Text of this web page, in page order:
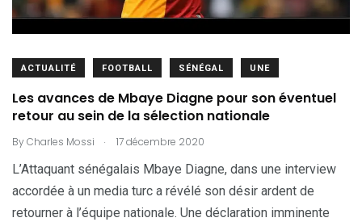
ACTUALITÉ FOOTBALL SÉNÉGAL UNE
Les avances de Mbaye Diagne pour son éventuel
retour au sein de la sélection nationale
ByCharles Mossi . 17 décembre 2020
L’Attaquant sénégalais Mbaye Diagne, dans une interview
accordée à un media turc a révélé son désir ardent de
retourner à l’équipe nationale. Une déclaration imminente